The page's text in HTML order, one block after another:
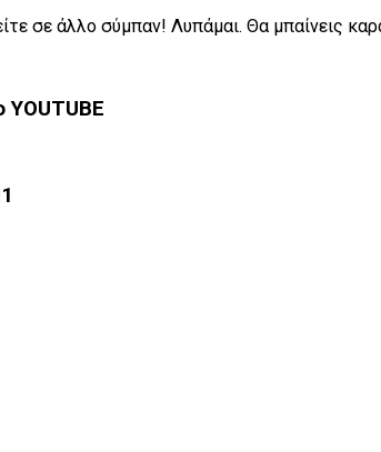
σε άλλο σύμπαν! Λυπάμαι. Θα μπαίνεις